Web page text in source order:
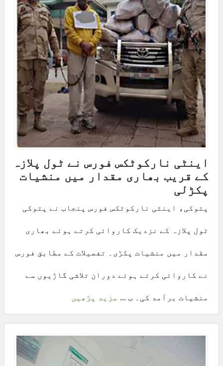
اینٹی نارکوٹکس فورس نے ٹول پلازہ
کے قریب بھاری مقدار میں منشیات
پکڑلی
پتوکی، اینٹی نارکوٹکس فورس پنجاب نے پتوکی
ٹول پلازہ کے نزدیک کاروائی کرتے ہوئے بھاری
مقدار میں منشیات پکڑی۔ تفصیلات کے مطابق فورس
نے کاروائی کرتے ہوئے دوران تلاشی گاڑیوں سے
منشیات برآمد کی۔ ب ... مزید پڑھیں